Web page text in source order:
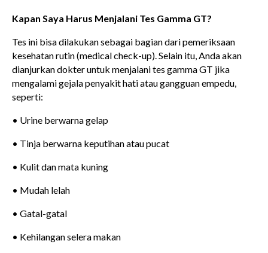
Kapan Saya Harus Menjalani Tes Gamma GT?
Tes ini bisa dilakukan sebagai bagian dari pemeriksaan
kesehatan rutin (medical check-up). Selain itu, Anda akan
dianjurkan dokter untuk menjalani tes gamma GT jika
mengalami gejala penyakit hati atau gangguan empedu,
seperti:
• Urine berwarna gelap
• Tinja berwarna keputihan atau pucat
• Kulit dan mata kuning
• Mudah lelah
• Gatal-gatal
• Kehilangan selera makan